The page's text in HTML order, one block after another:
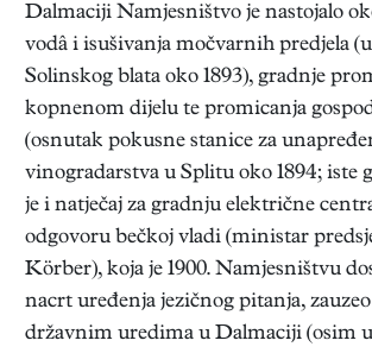
Dalmaciji Namjesništvo je nastojalo
vodâ i isušivanja močvarnih predjela
Solinskog blata oko 1893), gradnje
kopnenom dijelu te promicanja
(osnutak pokusne stanice za
vinogradarstva u Splitu oko 1894; iste
je i natječaj za gradnju električne
odgovoru bečkoj vladi (ministar
Körber), koja je 1900. Namjesništvu
nacrt uređenja jezičnog pitanja, zauzeo
državnim uredima u Dalmaciji (osim